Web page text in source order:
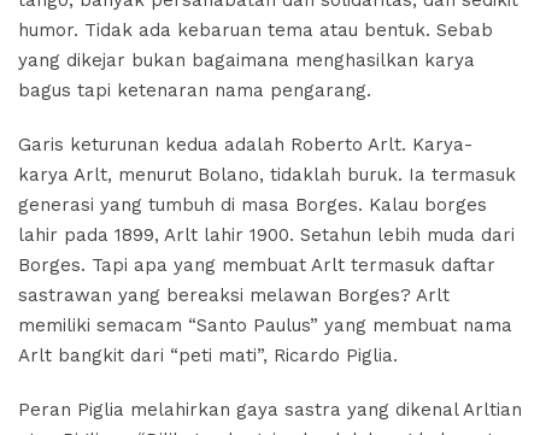
humor. Tidak ada kebaruan tema atau bentuk. Sebab
yang dikejar bukan bagaimana menghasilkan karya
bagus tapi ketenaran nama pengarang.
Garis keturunan kedua adalah Roberto Arlt. Karya-
karya Arlt, menurut Bolano, tidaklah buruk. Ia termasuk
generasi yang tumbuh di masa Borges. Kalau borges
lahir pada 1899, Arlt lahir 1900. Setahun lebih muda dari
Borges. Tapi apa yang membuat Arlt termasuk daftar
sastrawan yang bereaksi melawan Borges? Arlt
memiliki semacam “Santo Paulus” yang membuat nama
Arlt bangkit dari “peti mati”, Ricardo Piglia.
Peran Piglia melahirkan gaya sastra yang dikenal Arltian